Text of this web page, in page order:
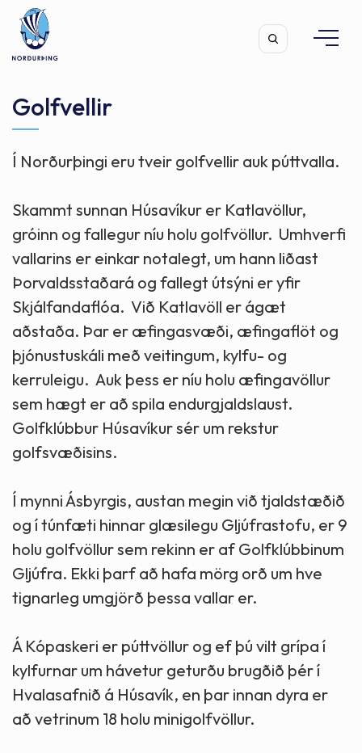
Leita
Golfvellir
Í Norðurþingi eru tveir golfvellir auk púttvalla.
Skammt sunnan Húsavíkur er Katlavöllur,
gróinn og fallegur níu holu golfvöllur. Umhverfi
vallarins er einkar notalegt, um hann liðast
Þorvaldsstaðará og fallegt útsýni er yfir
Skjálfandaflóa. Við Katlavöll er ágæt
aðstaða. Þar er æfingasvæði, æfingaflöt og
þjónustuskáli með veitingum, kylfu- og
kerruleigu. Auk þess er níu holu æfingavöllur
sem hægt er að spila endurgjaldslaust.
Golfklúbbur Húsavíkur sér um rekstur
golfsvæðisins.
Í mynni Ásbyrgis, austan megin við tjaldstæðið
og í túnfæti hinnar glæsilegu Gljúfrastofu, er 9
holu golfvöllur sem rekinn er af Golfklúbbinum
Gljúfra. Ekki þarf að hafa mörg orð um hve
tignarleg umgjörð þessa vallar er.
Á Kópaskeri er púttvöllur og ef þú vilt grípa í
kylfurnar um hávetur geturðu brugðið þér í
Hvalasafnið á Húsavík, en þar innan dyra er
að vetrinum 18 holu minigolfvöllur.